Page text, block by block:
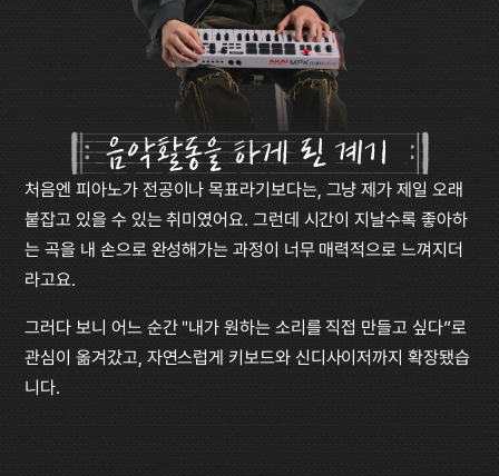
음악활동을 하게 된 계기
처음엔 피아노가 전공이나 목표라기보다는, 그냥 제가 제일 오래
붙잡고 있을 수 있는 취미였어요. 그런데 시간이 지날수록 좋아하
는 곡을 내 손으로 완성해가는 과정이 너무 매력적으로 느껴지더
라고요.
그러다 보니 어느 순간 "내가 원하는 소리를 직접 만들고 싶다”로
관심이 옮겨갔고, 자연스럽게 키보드와 신디사이저까지 확장됐습
니다.